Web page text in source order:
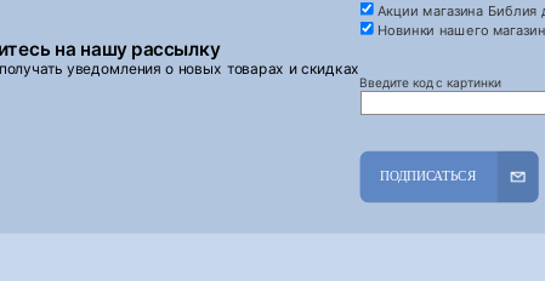
на нашу рассылку
уведомления о новых товарах и скидках
Акции магазина Библия
Новинки нашего
Введите код с картинки
ПОДПИСАТЬСЯ